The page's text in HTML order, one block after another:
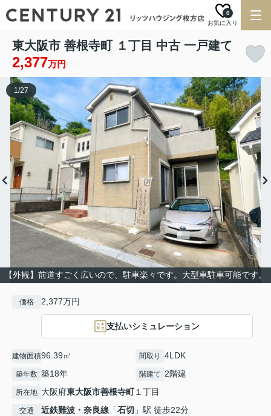
お気に入り
0
東大阪市 善根寺町 １丁目 中古 一戸建て
2,377万円
【外観】前道すごく広いので、駐車楽々です。大型車駐車可能です。
1/27
価格 2,377万円
支払いシミュレーション
建物面積96.39㎡ 間取り 4LDK
築年数 築18年 階建て 2階建
所在地 大阪府東大阪市善根寺町１丁目
交通 近鉄難波・奈良線 「石切 」駅 徒歩22分